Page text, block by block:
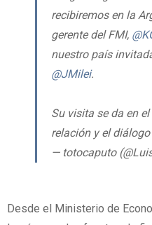
recibiremos en la
gerente del FMI,
nuestro país
@JMilei.
Su visita se da en
relación y el
— totocaputo
Desde el Ministerio de